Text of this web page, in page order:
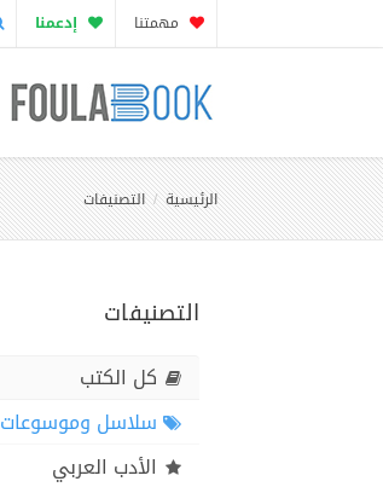
مهمتنا إدعمنا
الرئيسية التصنيفات
التصنيفات
كل الكتب
سلاسل وموسوعات
الأدب العربي